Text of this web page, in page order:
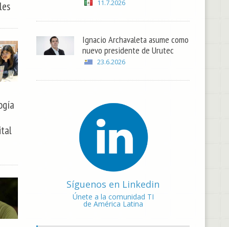
11.7.2026
Ignacio Archavaleta asume como
nuevo presidente de Urutec
23.6.2026
Síguenos en Linkedin
Únete a la comunidad TI
de América Latina